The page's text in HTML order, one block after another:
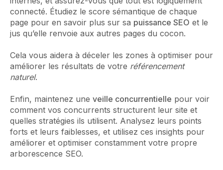
connecté. Étudiez le score sémantique de chaque
page pour en savoir plus sur sa puissance SEO et le
jus qu’elle renvoie aux autres pages du cocon.
Cela vous aidera à déceler les zones à optimiser pour
améliorer les résultats de votre référencement
naturel.
Enfin, maintenez une veille concurrentielle pour voir
comment vos concurrents structurent leur site et
quelles stratégies ils utilisent. Analysez leurs points
forts et leurs faiblesses, et utilisez ces insights pour
améliorer et optimiser constamment votre propre
arborescence SEO.